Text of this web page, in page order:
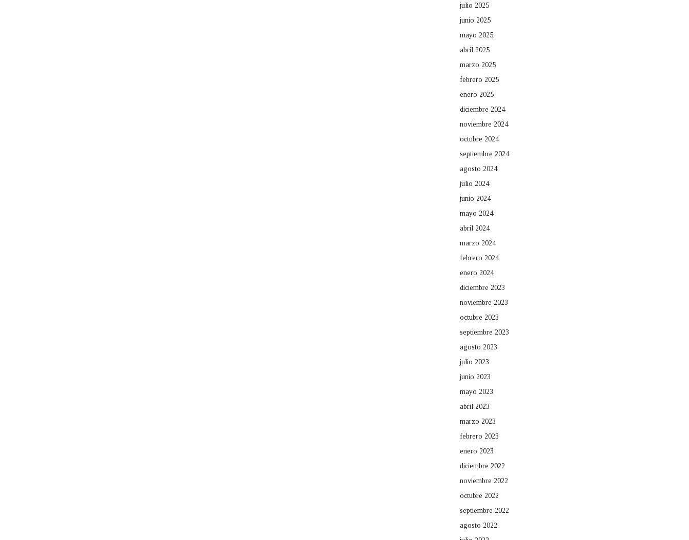
julio 2025
junio 2025
mayo 2025
abril 2025
marzo 2025
febrero 2025
enero 2025
diciembre 2024
noviembre 2024
octubre 2024
septiembre 2024
agosto 2024
julio 2024
junio 2024
mayo 2024
abril 2024
marzo 2024
febrero 2024
enero 2024
diciembre 2023
noviembre 2023
octubre 2023
septiembre 2023
agosto 2023
julio 2023
junio 2023
mayo 2023
abril 2023
marzo 2023
febrero 2023
enero 2023
diciembre 2022
noviembre 2022
octubre 2022
septiembre 2022
agosto 2022